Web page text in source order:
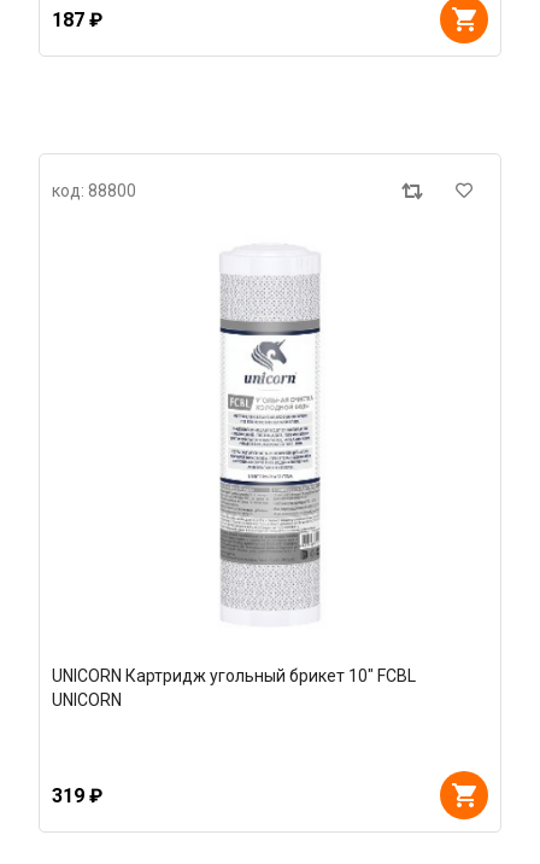
187 ₽
код: 88800
UNICORN Картридж угольный брикет 10" FCBL
UNICORN
319 ₽